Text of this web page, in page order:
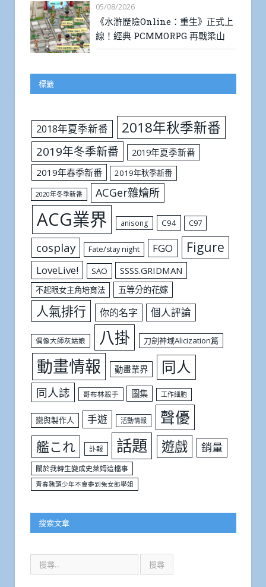
05/08/2026
《水滸歷險Online：重生》正式上
線！經典 PCMMORPG 再戰梁山
標籤
2018年夏季新番 2018年秋季新番
2019年冬季新番
2019年夏季新番
2019年春季新番
2019年秋季新番
2020年冬季新番 ACGer雜燴所
ACG業界 anisong C94 C97
cosplay Fate/stay night FGO Figure
LoveLive! SAO SSSS.GRIDMAN
不起眼女主角培育法 五等分的花嫁
人氣排行 你的名字 個人評論
偶像大師灰姑娘 八掛 刀劍神域Alicization篇
動畫情報 動畫業界 同人
同人誌 哥布林殺手 圖集 工作細胞
戀與製作人 手遊 活動情報 聲優
艦これ 訃報 話題 遊戲 銷量
關於我轉生變成史萊姆這檔事
青春豬頭少年不會夢到兔女郎學姐
搜索文章